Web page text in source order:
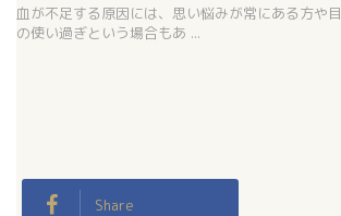
血が不足する原因には、思い悩みが常にある方や目
の使い過ぎという場合もあ ...
Share